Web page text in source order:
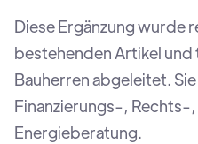
Diese Ergänzung wurde
bestehenden Artikel und
Bauherren abgeleitet.
Finanzierungs-, Rechts-
Energieberatung.